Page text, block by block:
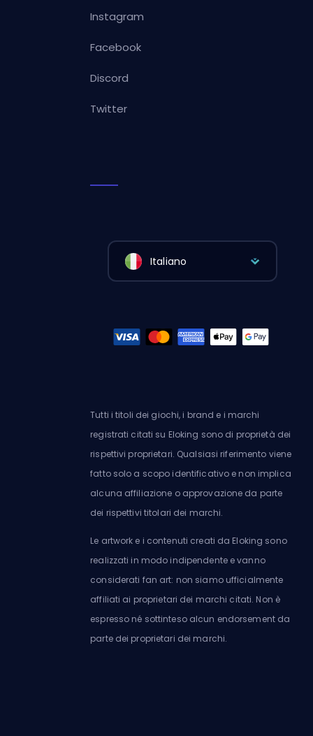
Instagram
Facebook
Discord
Twitter
Italiano
Tutti i titoli dei giochi, i brand e i marchi
registrati citati su Eloking sono di proprietà dei
rispettivi proprietari. Qualsiasi riferimento viene
fatto solo a scopo identificativo e non implica
alcuna affiliazione o approvazione da parte
dei rispettivi titolari dei marchi.
Le artwork e i contenuti creati da Eloking sono
realizzati in modo indipendente e vanno
considerati fan art: non siamo ufficialmente
affiliati ai proprietari dei marchi citati. Non è
espresso né sottinteso alcun endorsement da
parte dei proprietari dei marchi.